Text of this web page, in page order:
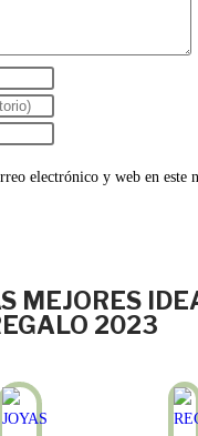
electrónico y web en este
MEJORES
2023